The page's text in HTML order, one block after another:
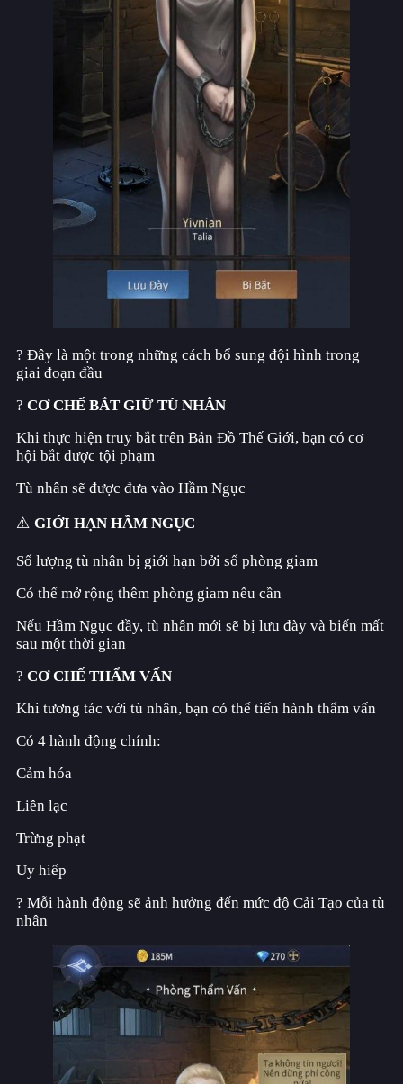
Huyền Thoại Bóng Đá
? Đây là một trong những cách bổ sung đội hình trong
giai đoạn đầu
? CƠ CHẾ BẮT GIỮ TÙ NHÂN
Khi thực hiện truy bắt trên Bản Đồ Thế Giới, bạn có cơ
hội bắt được tội phạm
Tù nhân sẽ được đưa vào Hầm Ngục
⚠️ GIỚI HẠN HẦM NGỤC
Số lượng tù nhân bị giới hạn bởi số phòng giam
Có thể mở rộng thêm phòng giam nếu cần
Nếu Hầm Ngục đầy, tù nhân mới sẽ bị lưu đày và biến mất
sau một thời gian
? CƠ CHẾ THẨM VẤN
Khi tương tác với tù nhân, bạn có thể tiến hành thẩm vấn
Có 4 hành động chính:
Cảm hóa
Liên lạc
Trừng phạt
Uy hiếp
? Mỗi hành động sẽ ảnh hưởng đến mức độ Cải Tạo của tù
nhân